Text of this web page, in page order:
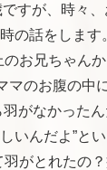
すが、時々
の話をしま
お兄ちゃん
マのお腹の中
がなかったん
いんだよ”と
がとれたの？